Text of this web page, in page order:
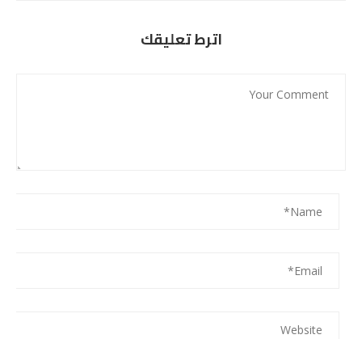
اترط تعليقك